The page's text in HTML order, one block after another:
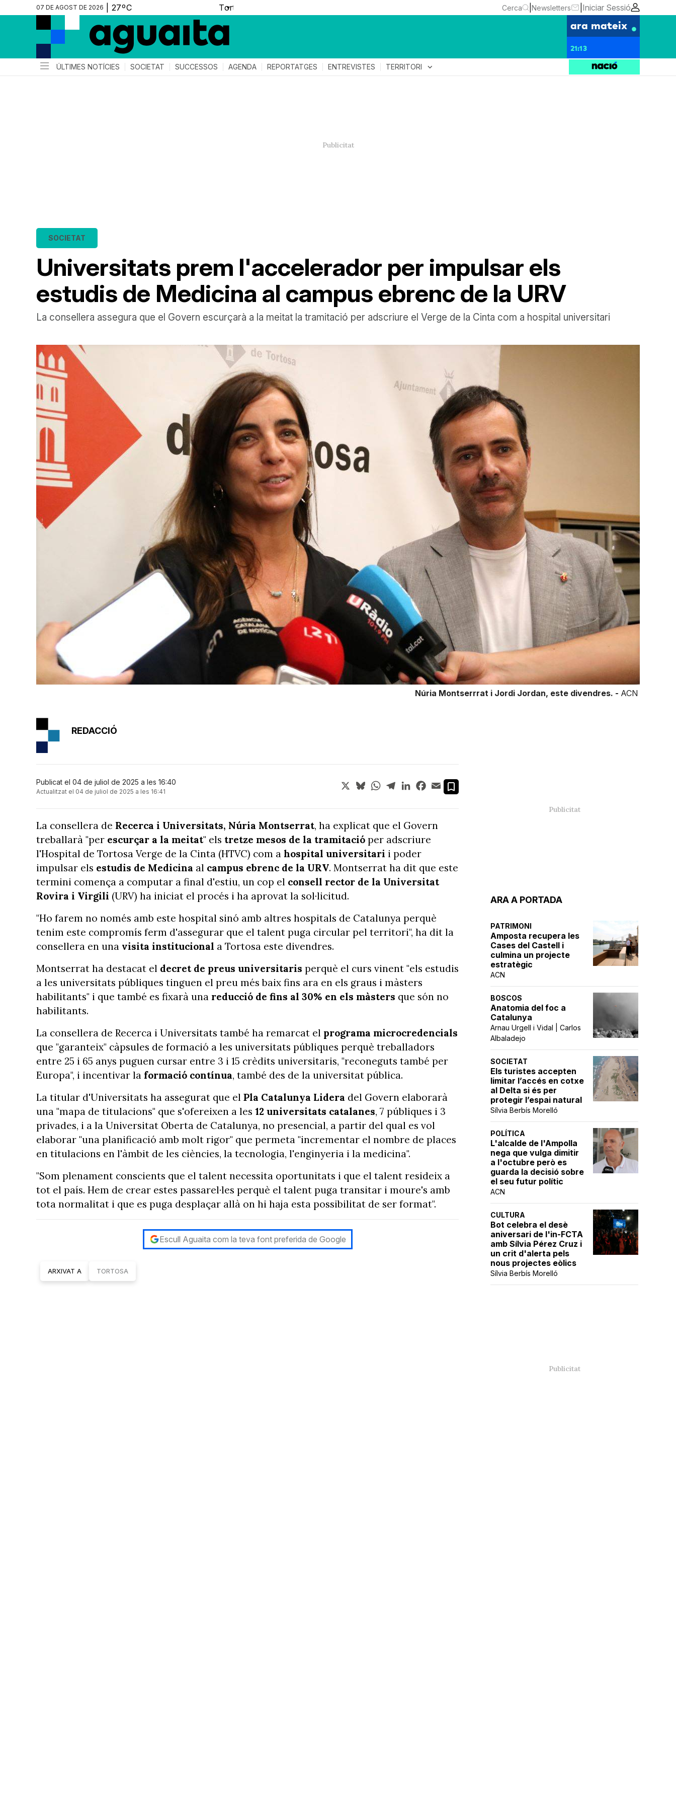
07 DE AGOST DE 2026 ▼ Cerca Newsletters Iniciar Sessió
ara mateix
21:13
ÚLTIMES NOTÍCIES SOCIETAT SUCCESSOS AGENDA REPORTATGES ENTREVISTES TERRITORI expand_more
Universitats prem l'accelerador per impulsar els
estudis de Medicina al campus ebrenc de la URV
SOCIETAT
La consellera assegura que el Govern escurçarà a la meitat la tramitació per adscriure el Verge de la Cinta com a hospital universitari
Núria Montserrrat i Jordi Jordan, este divendres. - ACN
ARA A PORTADA
PATRIMONI
Amposta recupera les
Cases del Castell i
culmina un projecte
estratègic
ACN
BOSCOS
Anatomia del foc a
Catalunya
Arnau Urgell i Vidal | Carlos
Albaladejo
SOCIETAT
Els turistes accepten
limitar l’accés en cotxe
al Delta si és per
protegir l’espai natural
Sílvia Berbís Morelló
POLÍTICA
L'alcalde de l'Ampolla
nega que vulga dimitir
a l'octubre però es
guarda la decisió sobre
el seu futur polític
ACN
CULTURA
Bot celebra el desè
aniversari de l'in-FCTA
amb Sílvia Pérez Cruz i
un crit d'alerta pels
nous projectes eòlics
Sílvia Berbís Morelló
REDACCIÓ
Publicat el 04 de juliol de 2025 a les 16:40
Actualitzat el 04 de juliol de 2025 a les 16:41
X BlueskyWhatsApp
TelegramLinkedInFacebook
Email
La consellera de Recerca i Universitats, Núria Montserrat, ha explicat que el Govern
treballarà "per escurçar a la meitat" els tretze mesos de la tramitació per adscriure
l'Hospital de Tortosa Verge de la Cinta (HTVC) com a hospital universitari i poder
impulsar els estudis de Medicina al campus ebrenc de la URV. Montserrat ha dit que este
termini comença a computar a final d'estiu, un cop el consell rector de la Universitat
Rovira i Virgili (URV) ha iniciat el procés i ha aprovat la sol·licitud.
"Ho farem no només amb este hospital sinó amb altres hospitals de Catalunya perquè
tenim este compromís ferm d'assegurar que el talent puga circular pel territori", ha dit la
consellera en una visita institucional a Tortosa este divendres.
Montserrat ha destacat el decret de preus universitaris perquè el curs vinent "els estudis
a les universitats públiques tinguen el preu més baix fins ara en els graus i màsters
habilitants" i que també es fixarà una reducció de fins al 30% en els màsters que són no
habilitants.
La consellera de Recerca i Universitats també ha remarcat el programa microcredencials
que "garanteix" càpsules de formació a les universitats públiques perquè treballadors
entre 25 i 65 anys puguen cursar entre 3 i 15 crèdits universitaris, "reconeguts també per
Europa", i incentivar la formació contínua, també des de la universitat pública.
La titular d'Universitats ha assegurat que el Pla Catalunya Lidera del Govern elaborarà
una "mapa de titulacions" que s'ofereixen a les 12 universitats catalanes, 7 públiques i 3
privades, i a la Universitat Oberta de Catalunya, no presencial, a partir del qual es vol
elaborar "una planificació amb molt rigor" que permeta "incrementar el nombre de places
en titulacions en l'àmbit de les ciències, la tecnologia, l'enginyeria i la medicina".
"Som plenament conscients que el talent necessita oportunitats i que el talent resideix a
tot el país. Hem de crear estes passarel·les perquè el talent puga transitar i moure's amb
tota normalitat i que es puga desplaçar allà on hi haja esta possibilitat de ser format".
Escull Aguaita com la teva font preferida de Google
ARXIVAT A TORTOSA